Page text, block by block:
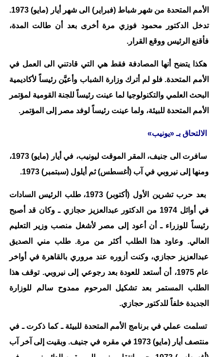
الأمم المتحدة من شهر شباط (فبراير) الى شهر أيار (مايو) 1973.
تدخل الدكتور محمود فوزي مرة أخرى بعد أن طالت المدة،
فأقنع الرئيس ووقع القرار.
هكذا يتضح أنها المصادفة فقط هي التي قادتني الى العمل في
الأمم المتحدة. فلو لم أترك وزارة الشباب وأعيَّن رئيساً لأكاديمية
البحث العلمي والتكنولوجيا لما عينت رئيساً للجنة القومية لمؤتمر
الأمم المتحدة للبيئة، ولما عينت رئيساً لوفد مصر إلى المؤتمر.
الالتحاق بـ «يونيب»
سافرت الى جنيف، المقر الموقت ليونيب، في أيار (مايو) 1973،
ومنها إلى نيروبي في آب (أغسطس) ثم أيلول (سبتمبر) 1973.
بعد حرب تشرين الأول (أكتوبر) 1973، طلب الرئيس السادات
في أوائل 1974 من الدكتور عبدالعزيز حجازي ـ وكان قد أصبح
رئيساً للوزراء ـ أن أعود إلى مصر لأشغل منصب وزير التعليم
العالي. وعاود هذا الطلب أكثر من مرة. طلب مني الصديق
عبدالعزيز حجازي، وكنت أزوره عند مروري بالقاهرة في أواخر
عام 1975، أن أستعد للعودة بعد رجوعي إلى نيروبي. توقف هذا
الطلب المستمر بعد تشكيل المرحوم ممدوح سالم للوزارة
الجديدة خلفاً للدكتور حجازي.
تسلمت عملي في برنامج الأمم المتحدة للبيئة ـ كما ذكرت ـ في
منتصف أيار (مايو) 1973 في مقره في جنيف. وبقيت إلى آخر آب